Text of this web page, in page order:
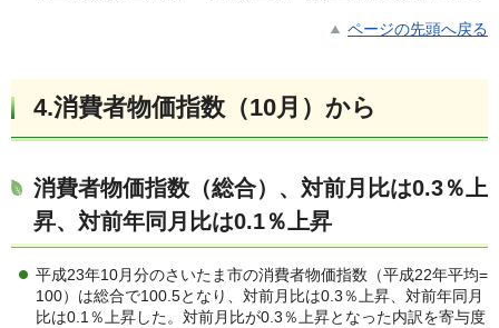
ページの先頭へ戻る
4.消費者物価指数（10月）から
消費者物価指数（総合）、対前月比は0.3％上
昇、対前年同月比は0.1％上昇
平成23年10月分のさいたま市の消費者物価指数（平成22年平均=
100）は総合で100.5となり、対前月比は0.3％上昇、対前年同月
比は0.1％上昇した。対前月比が0.3％上昇となった内訳を寄与度